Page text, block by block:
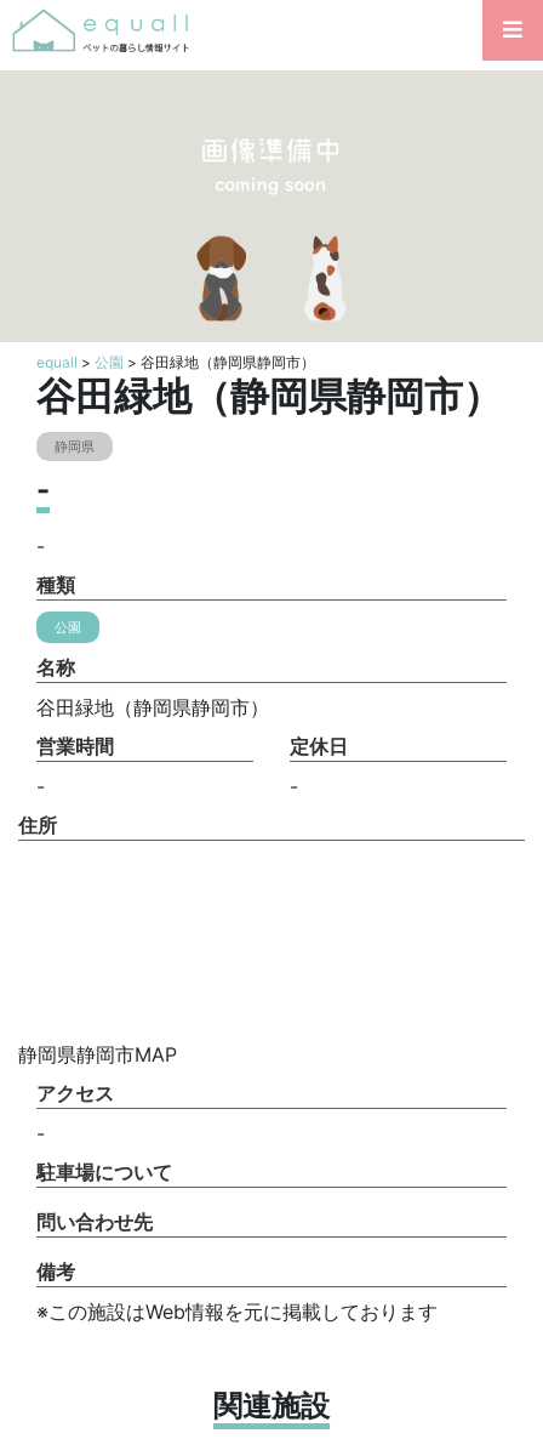
equall > 公園 > 谷田緑地（静岡県静岡市）
谷田緑地（静岡県静岡市）
静岡県
-
-
種類
公園
名称
谷田緑地（静岡県静岡市）
営業時間
-
定休日
-
住所
静岡県静岡市MAP
アクセス
-
駐車場について
問い合わせ先
備考
※この施設はWeb情報を元に掲載しております
関連施設